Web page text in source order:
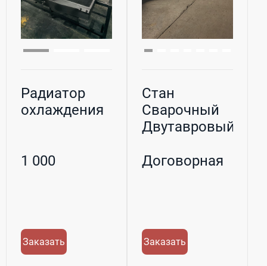
Радиатор
охлаждения
1 000
Заказать
Стан
Сварочный
Двутавровый
тип TWH
Договорная
Заказать